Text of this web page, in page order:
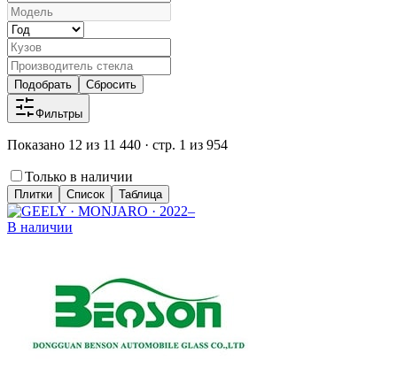
Подобрать Сбросить
Фильтры
Показано 12 из 11 440 · стр. 1 из 954
Только в наличии
Плитки Список Таблица
В наличии